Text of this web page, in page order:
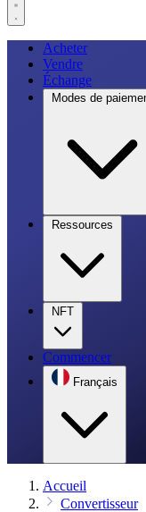
Acheter
Vendre
Échange
Modes de
Ressources
NFT
Commencer
Français
Accueil
Convertisseur